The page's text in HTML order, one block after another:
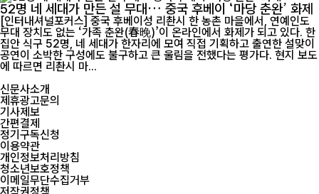
52명 네 세대가 만든 설 무대… 중국 후베이 ‘마당 춘완’ 화제
[인터내셔널포커스] 중국 후베이성 리촨시 한 농촌 마을에서, 연예인도
무대 장치도 없는 ‘가족 춘완(春晚)’이 온라인에서 화제가 되고 있다. 한
집안 식구 52명, 네 세대가 한자리에 모여 직접 기획하고 출연한 설맞이
공연이 소박한 구성에도 불구하고 큰 울림을 전했다는 평가다. 현지 보도
에 따르면 리촨시 마...
신문사소개
제휴광고문의
기사제보
간편결제
정기구독신청
이용약관
개인정보처리방침
청소년보호정책
이메일무단수집거부